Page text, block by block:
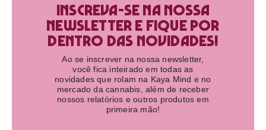
Inscreva-se na nossa
newsletter e fique por
dentro das novidades!​
Ao se inscrever na nossa newsletter,
você fica inteirado em todas as
novidades que rolam na Kaya Mind e no
mercado da cannabis, além de receber
nossos relatórios e outros produtos em
primeira mão!